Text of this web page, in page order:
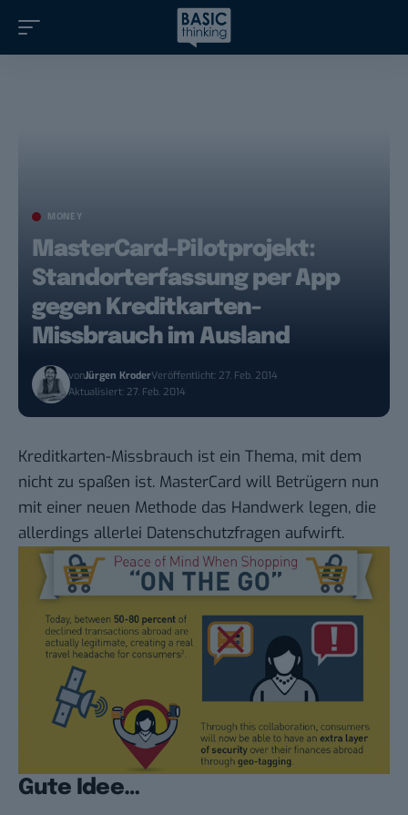
MONEY
MasterCard-Pilotprojekt:
Standorterfassung per App
gegen Kreditkarten-
Missbrauch im Ausland
vonJürgen KroderVeröffentlicht: 27. Feb. 2014
Aktualisiert: 27. Feb. 2014
Kreditkarten-Missbrauch ist ein Thema, mit dem
nicht zu spaßen ist. MasterCard will Betrügern nun
mit einer neuen Methode das Handwerk legen, die
allerdings allerlei Datenschutzfragen aufwirft.
Gute Idee…